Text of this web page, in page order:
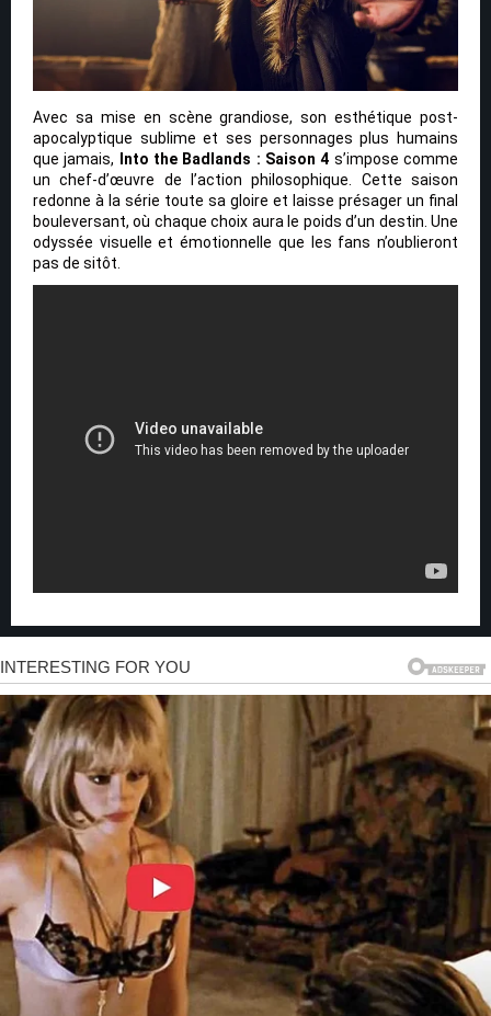
Avec sa mise en scène grandiose, son esthétique post-
apocalyptique sublime et ses personnages plus humains
que jamais,
Into the Badlands : Saison 4 s’impose comme
un chef-d’œuvre de l’action philosophique. Cette saison
redonne à la série toute sa gloire et laisse présager un final
bouleversant, où chaque choix aura le poids d’un destin. Une
odyssée visuelle et émotionnelle que les fans n’oublieront
pas de sitôt.